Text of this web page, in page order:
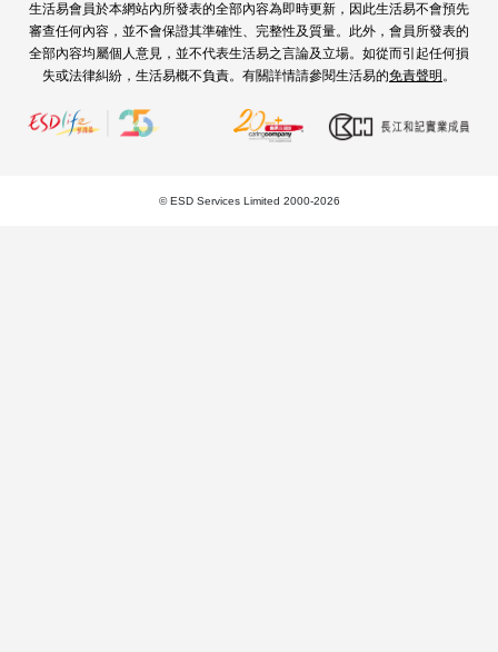
生活易會員於本網站內所發表的全部內容為即時更新，因此生活易不會預先
審查任何內容，並不會保證其準確性、完整性及質量。此外，會員所發表的
全部內容均屬個人意見，並不代表生活易之言論及立場。如從而引起任何損
失或法律糾紛，生活易概不負責。有關詳情請參閱生活易的免責聲明 。
© ESD Services Limited 2000-2026